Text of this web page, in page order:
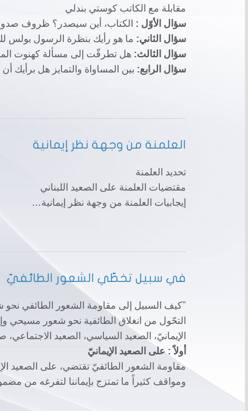
مقابلة مع الكاتب كوستي بندلي
سؤال الأوّل : الكتاب، أين سيصدر؟ ظروف
سؤال الثاني: ما هو رأيك بنظرة الرسول بولس
سؤال الثالث: هل تطرقّت إلى مسألة كهنوت
سؤال الرابع: بين المساواة والتمايز هل برأيك
العلمنة من وجهة نظر إيمانية
تحديد العلمنة
مقتضيات العلمنة على الصعيد اللبناني
إيجابيات العلمنة من وجهة نظر إيمانية…
في سبيل تخطّي الشعور الطائفيّ
"كيف السبيل إلى مقاومة الشعور الطائفي نحو
التحّول من انغلاق الطائفية نحو شعور مسيحي
الإيمانيّ، الصعيد السياسي، الصعيد الاجتماعي،
أولاً : على الصعيد الإيمانيّ
مقاومة الشعور الطائفيّ تقتضي، على الصعيد
ومواقف كثيراً ما تمتزج بإيماننا لتفرغه من